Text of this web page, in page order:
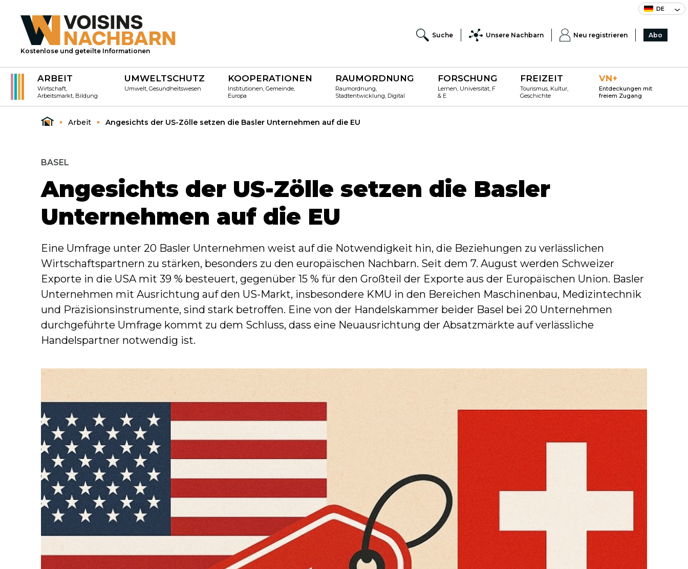
DE
Kostenlose und geteilte Informationen
Suche Unsere Nachbarn Neu registrieren Abo
ARBEIT
Wirtschaft,
Arbeitsmarkt, Bildung
UMWELTSCHUTZ
Umwelt, Gesundheitswesen
KOOPERATIONEN
Institutionen, Gemeinde,
Europa
RAUMORDNUNG
Raumordnung,
Stadtentwicklung, Digital
FORSCHUNG
Lernen, Universität, F
& E
FREIZEIT
Tourismus, Kultur,
Geschichte
VN+
Entdeckungen mit
freiem Zugang
Arbeit Angesichts der US-Zölle setzen die Basler Unternehmen auf die EU
BASEL
Angesichts der US-Zölle setzen die Basler
Unternehmen auf die EU
Eine Umfrage unter 20 Basler Unternehmen weist auf die Notwendigkeit hin, die Beziehungen zu verlässlichen
Wirtschaftspartnern zu stärken, besonders zu den europäischen Nachbarn. Seit dem 7. August werden Schweizer
Exporte in die USA mit 39 % besteuert, gegenüber 15 % für den Großteil der Exporte aus der Europäischen Union. Basler
Unternehmen mit Ausrichtung auf den US-Markt, insbesondere KMU in den Bereichen Maschinenbau, Medizintechnik
und Präzisionsinstrumente, sind stark betroffen. Eine von der Handelskammer beider Basel bei 20 Unternehmen
durchgeführte Umfrage kommt zu dem Schluss, dass eine Neuausrichtung der Absatzmärkte auf verlässliche
Handelspartner notwendig ist.